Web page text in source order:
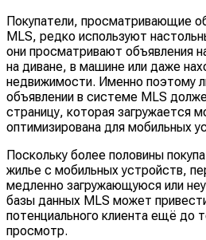
Покупатели, просматривающие
MLS, редко используют
они просматривают объявления
на диване, в машине или даже
недвижимости. Именно поэтому
объявлении в системе MLS
страницу, которая загружается
оптимизирована для мобильных
Поскольку более половины
жилье с мобильных устройств,
медленно загружающуюся или
базы данных MLS может
потенциального клиента ещё до
просмотр.